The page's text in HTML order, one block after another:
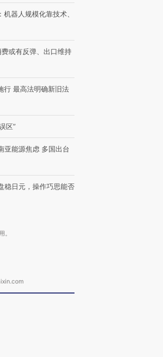
器人规模化靠技术、
或有反弹、出口维持
行 最高法明确新旧法
区”
亚能源焦虑 多国出台
稳日元，操作巧思能否
。